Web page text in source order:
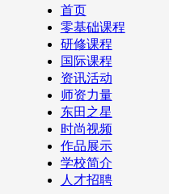
首页
零基础课程
研修课程
国际课程
资讯活动
师资力量
东田之星
时尚视频
作品展示
学校简介
人才招聘